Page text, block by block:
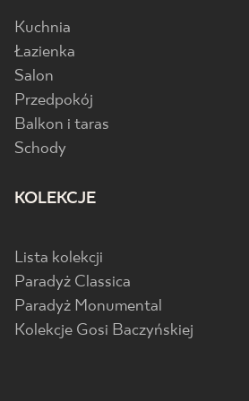
Kuchnia
Łazienka
Salon
Przedpokój
Balkon i taras
Schody
KOLEKCJE
Lista kolekcji
Paradyż Classica
Paradyż Monumental
Kolekcje Gosi Baczyńskiej